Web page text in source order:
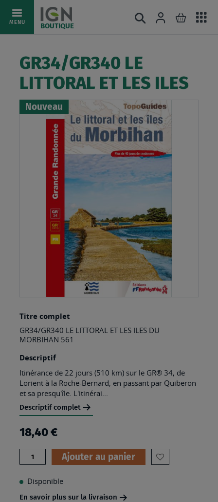
AllezMENU BOUTIQUE
Rechercher
Connexion
Mon
GR34/GR340 LE
LITTORAL ET LES ILES
Skip
Nouveau
to
the
of
the
images
gallery
Titre complet
GR34/GR340 LE LITTORAL ET LES ILES DU
MORBIHAN 561
Descriptif
Itinérance de 22 jours (510 km) sur le GR® 34, de
Lorient à la Roche-Bernard, en passant par Quiberon
et sa presqu'île. L'itinérai...
Descriptif complet
18,40 €
Quantité Ajouter au panier
AJOUTER
Disponible
En savoir plus sur la livraison